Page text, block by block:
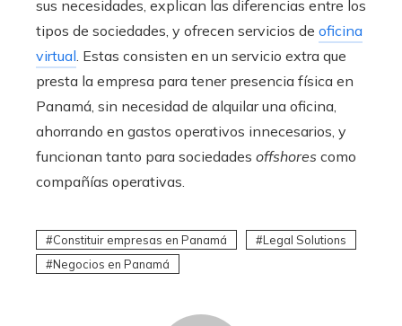
sus necesidades, explican las diferencias entre los
tipos de sociedades, y ofrecen servicios de oficina
virtual . Estas consisten en un servicio extra que
presta la empresa para tener presencia física en
Panamá, sin necesidad de alquilar una oficina,
ahorrando en gastos operativos innecesarios, y
funcionan tanto para sociedades offshores como
compañías operativas.
Constituir empresas en Panamá
Legal Solutions
Negocios en Panamá